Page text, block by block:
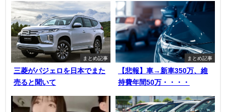
まとめ記事
三菱がパジェロを日本でまた
売ると聞いて
まとめ記事
【悲報】車→新車350万、維
持費年間50万・・・・